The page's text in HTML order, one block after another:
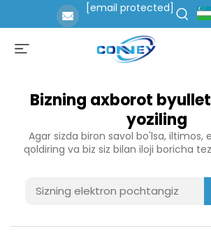
[email protected]
Bizning axborot
yoziling
Agar sizda biron savol bo'lsa, iltimos,
qoldiring va biz siz bilan iloji boricha